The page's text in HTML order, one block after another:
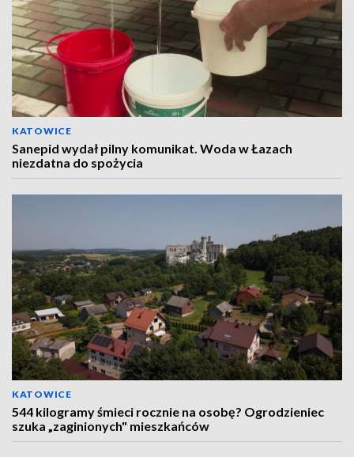
KATOWICE
Sanepid wydał pilny komunikat. Woda w Łazach
niezdatna do spożycia
KATOWICE
544 kilogramy śmieci rocznie na osobę? Ogrodzieniec
szuka „zaginionych" mieszkańców